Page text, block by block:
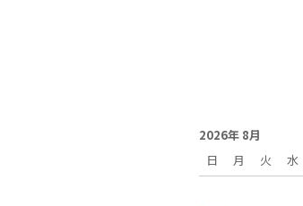
2026年 8月
日
月 火 水